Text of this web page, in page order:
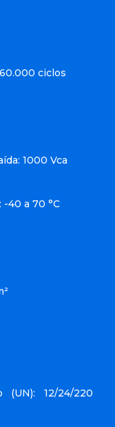
ciclos
1000 Vca
40 a 70 °C
(UN): 12/24/220